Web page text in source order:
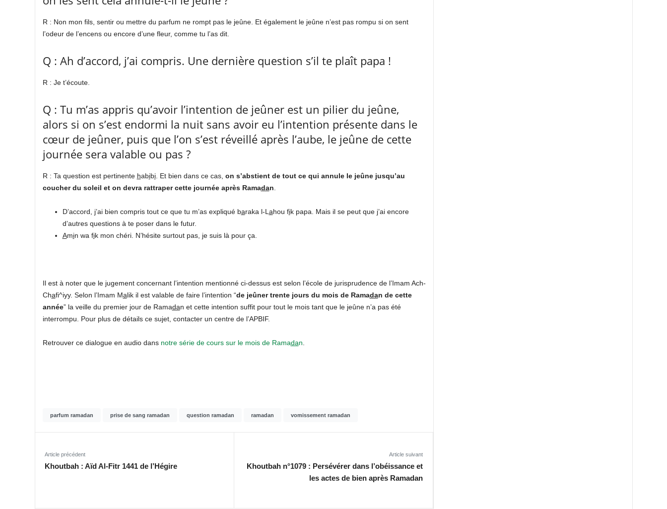
R : Non mon fils, sentir ou mettre du parfum ne rompt pas le jeûne. Et également le jeûne n’est pas rompu si on sent
l’odeur de l’encens ou encore d’une fleur, comme tu l’as dit.
Q : Ah d’accord, j’ai compris. Une dernière question s’il te plaît papa !
R : Je t’écoute.
Q : Tu m’as appris qu’avoir l’intention de jeûner est un pilier du jeûne,
alors si on s’est endormi la nuit sans avoir eu l’intention présente dans le
cœur de jeûner, puis que l’on s’est réveillé après l’aube, le jeûne de cette
journée sera valable ou pas ?
R : Ta question est pertinente habibi. Et bien dans ce cas, on s’abstient de tout ce qui annule le jeûne jusqu’au
coucher du soleil et on devra rattraper cette journée après Ramadan
D’accord, j’ai bien compris tout ce que tu m’as expliqué baraka l-L ahou fik papa. Mais il se peut que j’ai encore
d’autres questions à te poser dans le futur.
Amin wa fik mon chéri. N’hésite surtout pas, je suis là pour ça.
Il est à noter que le jugement concernant l’intention mentionné ci-dessus est selon l’école de jurisprudence de l’Imam Ach-
Chafi^iyy. Selon l’Imam Malik il est valable de faire l’intention “de jeûner trente jours du mois de Ramadan de cette
année” la veille du premier jour de Ramadan et cette intention suffit pour tout le mois tant que le jeûne n’a pas été
interrompu. Pour plus de détails ce sujet, contacter un centre de l’APBIF.
Retrouver ce dialogue en audio dans notre série de cours sur le mois de Ramadan
parfum ramadan prise de sang ramadan question ramadan ramadan vomissement ramadan
Article précédent
Khoutbah : Aïd Al-Fitr 1441 de l’Hégire
Article suivant
Khoutbah n°1079 : Persévérer dans l’obéissance et
les actes de bien après Ramadan